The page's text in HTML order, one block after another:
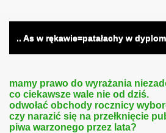
.. As w rękawie=patałachy w
mamy prawo do wyrażania
co ciekawsze wale nie od dziś.
odwołać obchody rocznicy
czy narazić się na przełknięcie
piwa warzonego przez lata?